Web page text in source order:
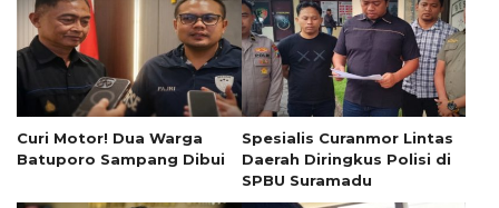
Curi Motor! Dua Warga
Batuporo Sampang Dibui
Spesialis Curanmor Lintas
Daerah Diringkus Polisi di
SPBU Suramadu